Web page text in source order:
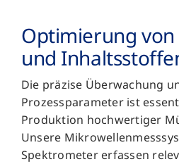
Optimierung
und
Die präzise Überwachung
Prozessparameter ist
Produktion hochwertiger
Unsere
Spektrometer erfassen